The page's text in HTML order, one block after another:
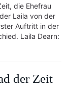
die Ehefrau
Laila von der
Auftritt in der
Laila Dearn:
der Zeit